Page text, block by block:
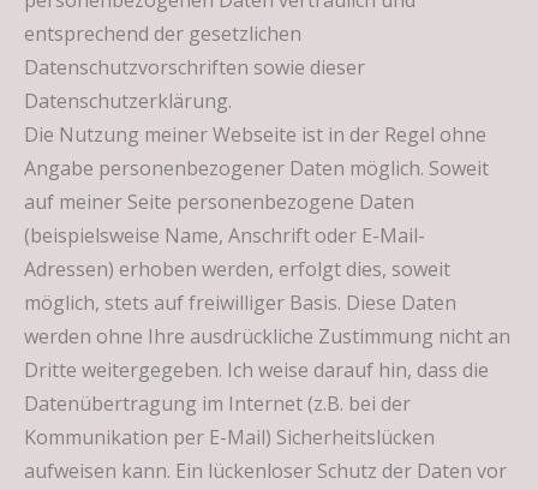
entsprechend der gesetzlichen
Datenschutzvorschriften sowie dieser
Datenschutzerklärung.
Die Nutzung meiner Webseite ist in der Regel ohne
Angabe personenbezogener Daten möglich. Soweit
auf meiner Seite personenbezogene Daten
(beispielsweise Name, Anschrift oder E-Mail-
Adressen) erhoben werden, erfolgt dies, soweit
möglich, stets auf freiwilliger Basis. Diese Daten
werden ohne Ihre ausdrückliche Zustimmung nicht an
Dritte weitergegeben. Ich weise darauf hin, dass die
Datenübertragung im Internet (z.B. bei der
Kommunikation per E-Mail) Sicherheitslücken
aufweisen kann. Ein lückenloser Schutz der Daten vor